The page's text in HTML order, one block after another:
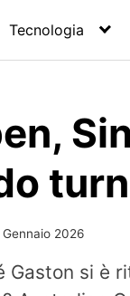
Tecnologia
Gennaio 2026
Gaston si è